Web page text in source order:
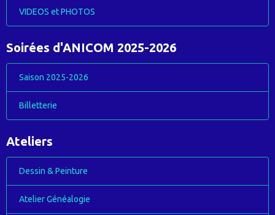
VIDEOS et PHOTOS
Soirées d'ANICOM 2025-2026
Saison 2025-2026
Billetterie
Ateliers
Dessin & Peinture
Atelier Généalogie